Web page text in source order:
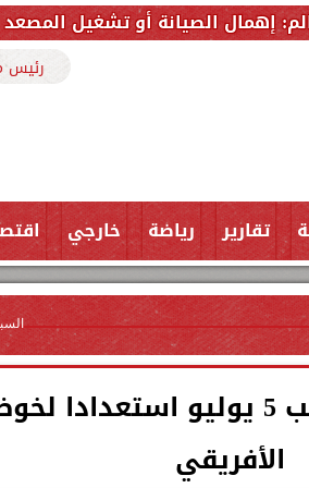
تشغيل المصعد بالمخالفة
رئيس
تقارير رياضة خارجي
السبت،
الزمالك يتوجه إلى ملعب 5 يوليو
الأفريقي